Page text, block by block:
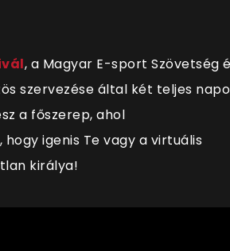
, a Magyar E-sport Szövetség
szervezése által két teljes
a főszerep, ahol
igenis Te vagy a virtuális
királya!